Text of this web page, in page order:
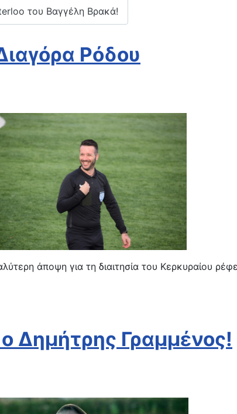
του Βαγγέλη Βρακά!
Ρόδου
άποψη για τη διαιτησία του Κερκυραίου
Δημήτρης Γραμμένος!